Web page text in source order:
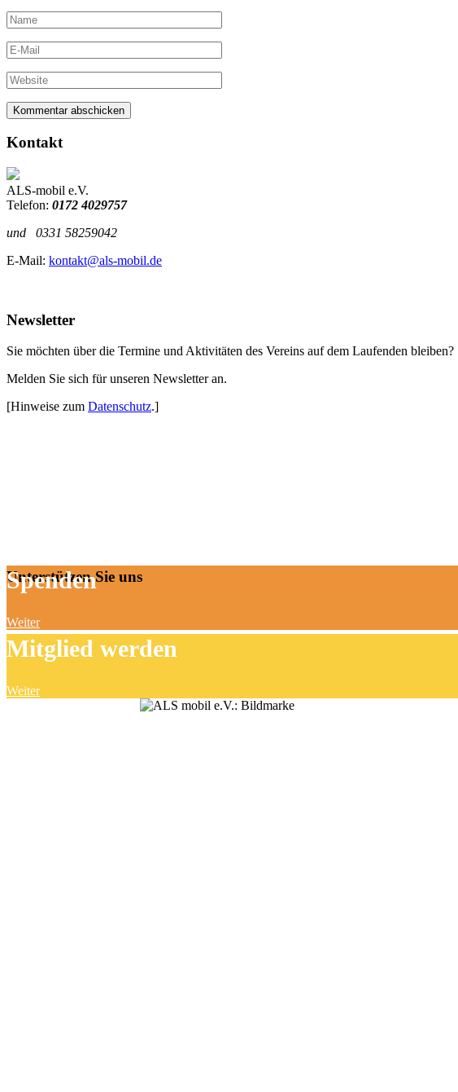
Kontakt
ALS-mobil e.V.
Telefon: 0172 4029757
und 0331 58259042
E-Mail: kontakt@als-mobil.de
Newsletter
Sie möchten über die Termine und Aktivitäten des Vereins auf dem Laufenden bleiben?
Melden Sie sich für unseren Newsletter an.
[Hinweise zum Datenschutz.]
Unterstützen Sie uns
Spenden
Weiter
Mitglied werden
Weiter